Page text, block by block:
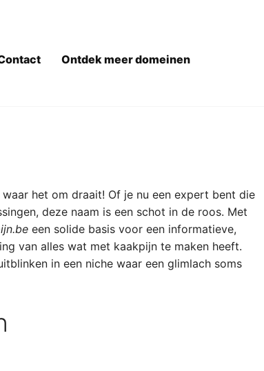
Ontdek meer domeinen
het om draait! Of je nu een expert bent die
deze naam is een schot in de roos. Met
een solide basis voor een informatieve,
van alles wat met kaakpijn te maken heeft.
in een niche waar een glimlach soms